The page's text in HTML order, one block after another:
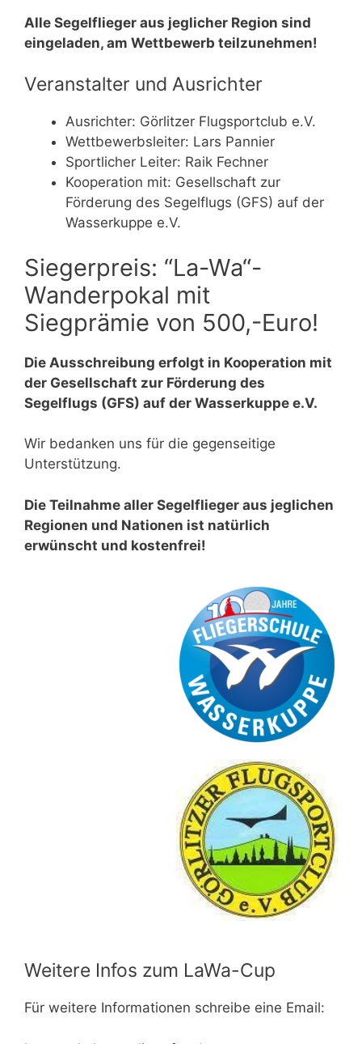
Alle Segelflieger aus jeglicher Region sind
eingeladen, am Wettbewerb teilzunehmen!
Veranstalter und Ausrichter
Ausrichter: Görlitzer Flugsportclub e.V.
Wettbewerbsleiter: Lars Pannier
Sportlicher Leiter: Raik Fechner
Kooperation mit: Gesellschaft zur
Förderung des Segelflugs (GFS) auf der
Wasserkuppe e.V.
Siegerpreis: “La-Wa“-
Wanderpokal mit
Siegprämie von 500,-Euro!
Die Ausschreibung erfolgt in Kooperation mit
der Gesellschaft zur Förderung des
Segelflugs (GFS) auf der Wasserkuppe e.V.
Wir bedanken uns für die gegenseitige
Unterstützung.
Die Teilnahme aller Segelflieger aus jeglichen
Regionen und Nationen ist natürlich
erwünscht und kostenfrei!
Weitere Infos zum LaWa-Cup
Für weitere Informationen schreibe eine Email: